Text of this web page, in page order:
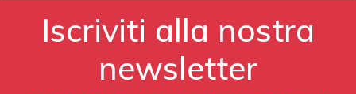
Iscriviti alla nostra
newsletter